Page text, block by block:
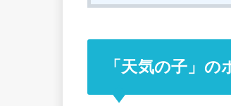
「天気の子」